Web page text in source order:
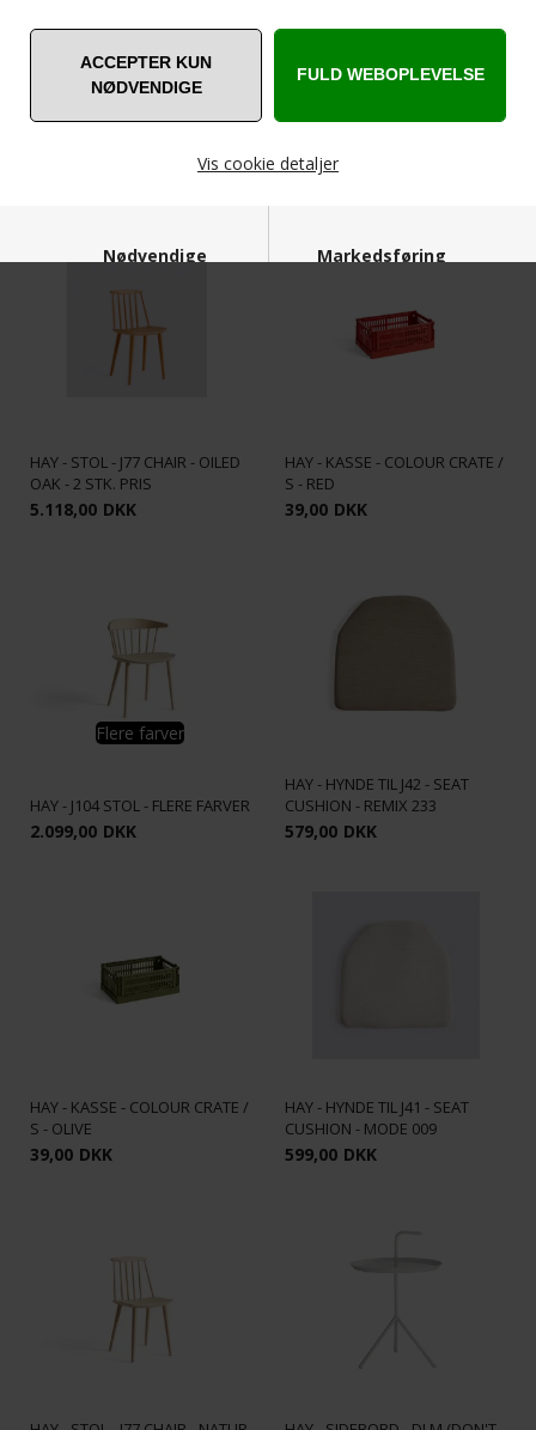
Vis cookie detaljer
Nødvendige Markedsføring
HAY - DØRMÅTTE - YELLOW HAY - STOL - J110 CHAIR - SORT
HAY - STOL - J77 CHAIR - OILED
OAK - 2 STK. PRIS
5.118,00 DKK
HAY - KASSE - COLOUR CRATE /
S - RED
39,00 DKK
Flere farver
HAY - J104 STOL - FLERE FARVER
2.099,00 DKK
HAY - HYNDE TIL J42 - SEAT
CUSHION - REMIX 233
579,00 DKK
HAY - KASSE - COLOUR CRATE /
S - OLIVE
39,00 DKK
HAY - HYNDE TIL J41 - SEAT
CUSHION - MODE 009
599,00 DKK